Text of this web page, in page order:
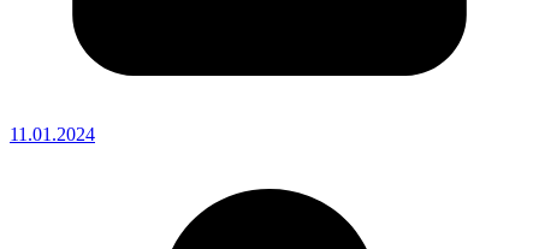
11.01.2024